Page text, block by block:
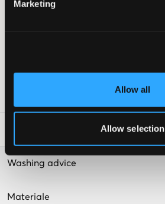
Marketing
Allow all
Allow selection
Modell: Cargo
Supplier color/color code: limestone
Washing advice
Materiale